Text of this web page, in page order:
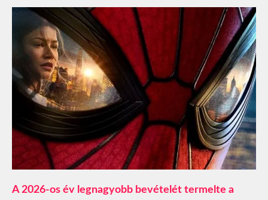
A 2026-os év legnagyobb bevételét termelte a